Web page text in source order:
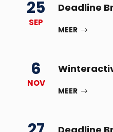
25
SEP
Deadline
MEER
6
NOV
MEER